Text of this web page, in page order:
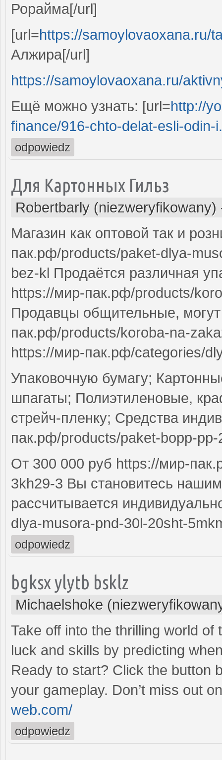
Рорайма[/url]
[url=https://samoylovaoxana.ru/
Алжира[/url]
https://samoylovaoxana.ru/
Ещё можно узнать: [url=http://
finance/916-chto-delat-esli-odin-
odpowiedz
Для Картонных Гильз
Robertbarly (niezweryfikowany)
Магазин как оптовой так и
пак.рф/products/paket-dlya-
bez-kl Продаётся различная
https://мир-пак.рф/products/
Продавцы общительные,
пак.рф/products/koroba-na-
https://мир-пак.рф/categories/
Упаковочную бумагу;
шпагаты; Полиэтиленовые,
стрейч-пленку; Средства
пак.рф/products/paket-bopp-
От 300 000 руб https://мир-
3kh29-3 Вы становитесь
рассчитывается
dlya-musora-pnd-30l-20sht-
odpowiedz
bgksx ylytb bsklz
Michaelshoke
Take off into the thrilling world
luck and skills by predicting
Ready to start? Click the button
your gameplay. Don’t miss out
web.com/
odpowiedz